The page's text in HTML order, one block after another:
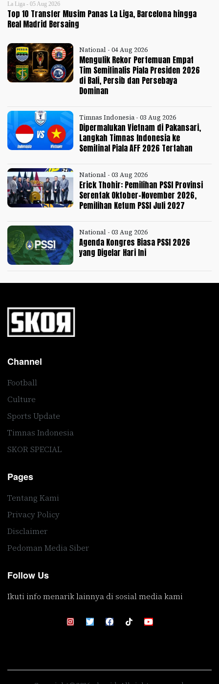
La Liga - 05 Aug 2026
Top 10 Transfer Musim Panas La Liga, Barcelona hingga
Real Madrid Bersaing
National - 04 Aug 2026
Mengulik Rekor Pertemuan Empat
Tim Semifinalis Piala Presiden 2026
di Bali, Persib dan Persebaya
Dominan
Timnas Indonesia - 03 Aug 2026
Dipermalukan Vietnam di Pakansari,
Langkah Timnas Indonesia ke
Semifinal Piala AFF 2026 Tertahan
National - 03 Aug 2026
Erick Thohir: Pemilihan PSSI Provinsi
Serentak Oktober-November 2026,
Pemilihan Ketum PSSI Juli 2027
National - 03 Aug 2026
Agenda Kongres Biasa PSSI 2026
yang Digelar Hari Ini
Channel
Football
Culture
Sports Update
Timnas Indonesia
SKOR SPECIAL
Pages
Tentang Kami
Privacy Policy
Disclaimer
Pedoman Media Siber
Follow Us
Ikuti info menarik lainnya di sosial media kami